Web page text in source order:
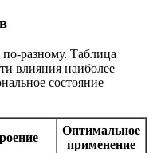
разному. Таблица
влияния наиболее
состояние
Оптимальное
применение